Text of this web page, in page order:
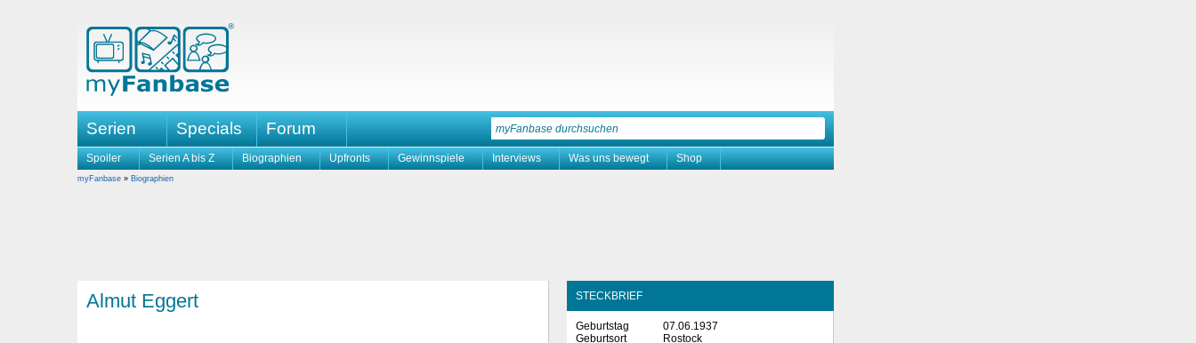
Serien Specials Forum
Spoiler Serien A bis Z Biographien Upfronts Gewinnspiele Interviews Was uns bewegt Shop
myFanbase » Biographien
Almut Eggert STECKBRIEF
Geburtstag
07.06.1937
Geburtsort
Rostock